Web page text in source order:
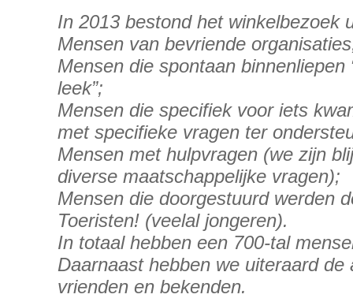
In 2013 bestond het winkelbezoek
Mensen van bevriende
Mensen die spontaan
leek”;
Mensen die specifiek voor iets
met specifieke vragen ter
Mensen met hulpvragen (we zijn
diverse maatschappelijke vragen);
Mensen die doorgestuurd werden
Toeristen! (veelal jongeren).
In totaal hebben een 700-tal
Daarnaast hebben we uiteraard
vrienden en bekenden.